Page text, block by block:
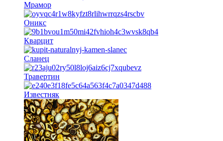
Мрамор
Оникс
Кварцит
Сланец
Травертин
Известняк